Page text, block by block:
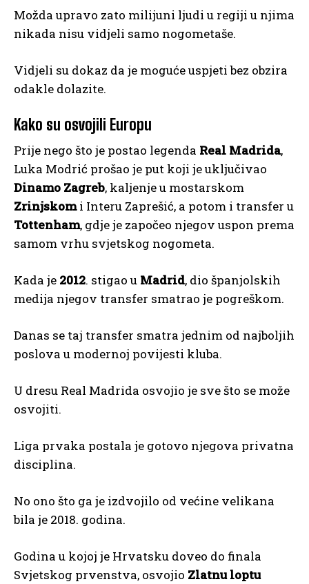
Možda upravo zato milijuni ljudi u regiji u njima
nikada nisu vidjeli samo nogometaše.
Vidjeli su dokaz da je moguće uspjeti bez obzira
odakle dolazite.
Kako su osvojili Europu
Prije nego što je postao legenda Real Madrida,
Luka Modrić prošao je put koji je uključivao
Dinamo Zagreb, kaljenje u mostarskom
Zrinjskomi Interu Zaprešić, a potom i transfer u
Tottenham, gdje je započeo njegov uspon prema
samom vrhu svjetskog nogometa.
Kada je 2012. stigao u Madrid, dio španjolskih
medija njegov transfer smatrao je pogreškom.
Danas se taj transfer smatra jednim od najboljih
poslova u modernoj povijesti kluba.
U dresu Real Madrida osvojio je sve što se može
osvojiti.
Liga prvaka postala je gotovo njegova privatna
disciplina.
No ono što ga je izdvojilo od većine velikana
bila je 2018. godina.
Godina u kojoj je Hrvatsku doveo do finala
Svjetskog prvenstva, osvojio Zlatnu loptu